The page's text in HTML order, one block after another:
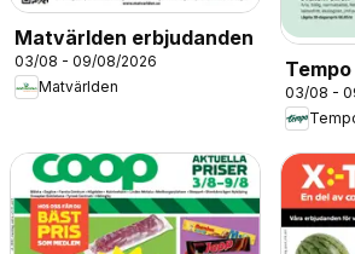
Matvärlden erbjudanden
03/08 - 09/08/2026
Matvärlden
03/08 -